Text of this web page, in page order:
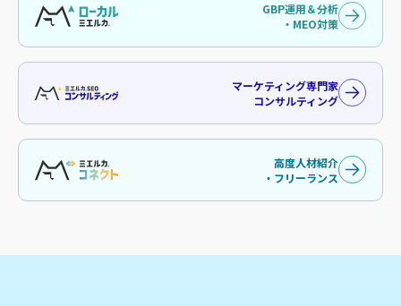
GBP運用＆分析
・MEO対策
マーケティング専門家
コンサルティング
高度人材紹介
・フリーランス